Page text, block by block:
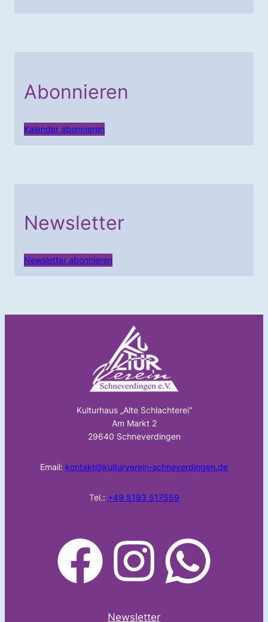
Abonnieren
Kalender abonnieren
Newsletter
Newsletter abonnieren
Kulturhaus „Alte Schlachterei“
Am Markt 2
29640 Schneverdingen
Email: kontakt@kulturverein-schneverdingen.de
Tel.: +49 5193 517559
facebook Instagram WhatsApp
Newsletter